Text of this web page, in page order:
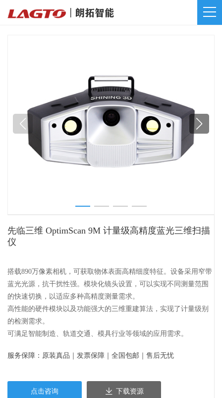
先临三维 OptimScan 9M 计量级高精度蓝光三维扫描
仪
搭载890万像素相机，可获取物体表面高精细度特征。设备采用窄带
蓝光光源，抗干扰性强。模块化镜头设置，可以实现不同测量范围
的快速切换，以适应多种高精度测量需求。
高性能的硬件模块以及功能强大的三维重建算法，实现了计量级别
的检测需求。
可满足智能制造、轨道交通、模具行业等领域的应用需求。
服务保障：原装真品｜发票保障｜全国包邮｜售后无忧
点击咨询 下载资源